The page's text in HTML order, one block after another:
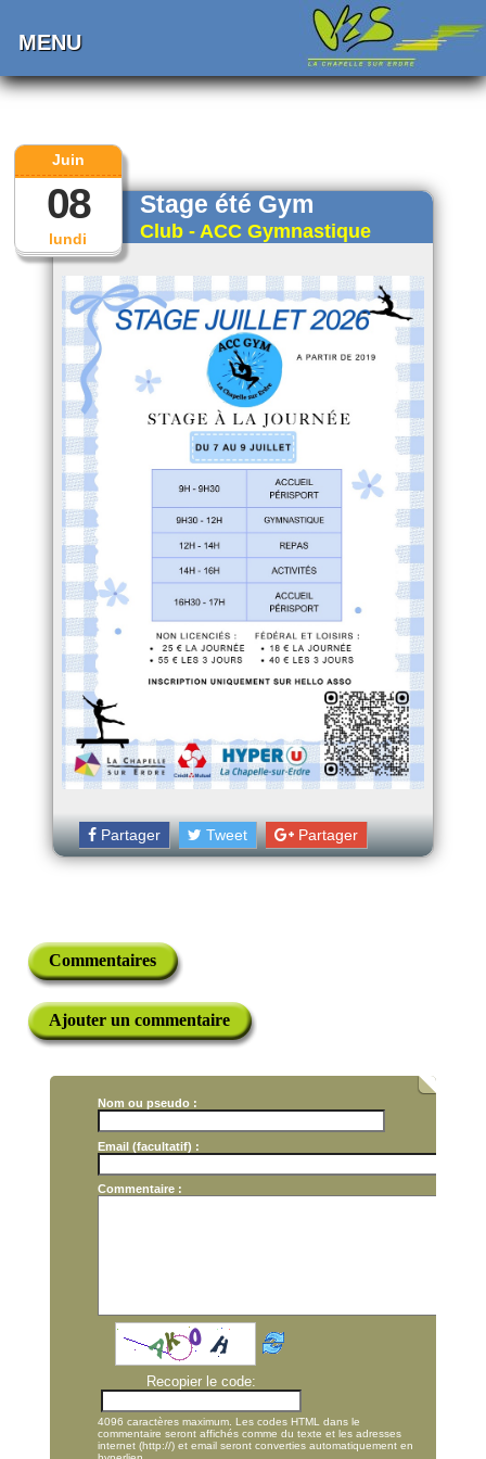
MENU
lundi
Juin
08 Stage été Gym
Club - ACC Gymnastique
Partager Tweet Partager
Commentaires
Ajouter un commentaire
Nom ou pseudo :
Email (facultatif) :
Commentaire :
Recopier le code:
4096 caractères maximum. Les codes HTML dans le
commentaire seront affichés comme du texte et les adresses
internet (http://) et email seront converties automatiquement en